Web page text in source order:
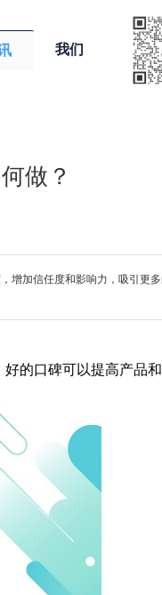
我们
做？
增加信任度和影响力，吸引更
好的口碑可以提高产品